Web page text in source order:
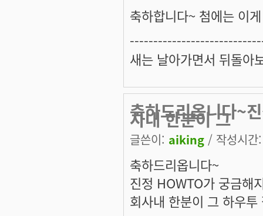
축하합니다~ 첨에는 이
새는 날아가면서 뒤돌아
축하드리옵니다~
사내 한분이 그
글쓴이: aiking / 작성시
축하드리옵니다~
진정 HOWTO가 궁금해
회사내 한분이 그 하우